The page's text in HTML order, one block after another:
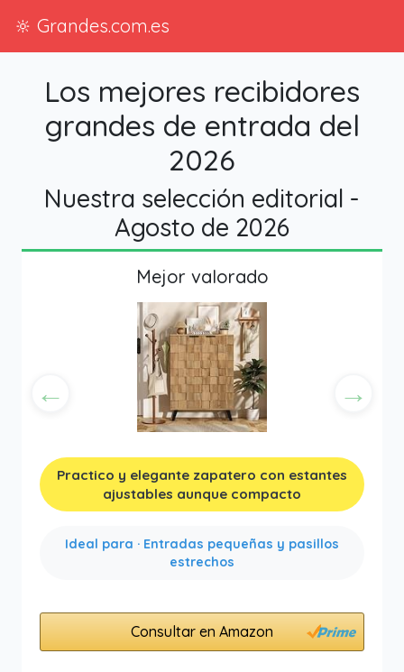
🔆 Grandes.com.es
Los mejores recibidores
grandes de entrada del
2026
Nuestra selección editorial -
Agosto de 2026
Mejor valorado
Practico y elegante zapatero con estantes
ajustables aunque compacto
Ideal para · Entradas pequeñas y pasillos
estrechos
Consultar en Amazon
← →